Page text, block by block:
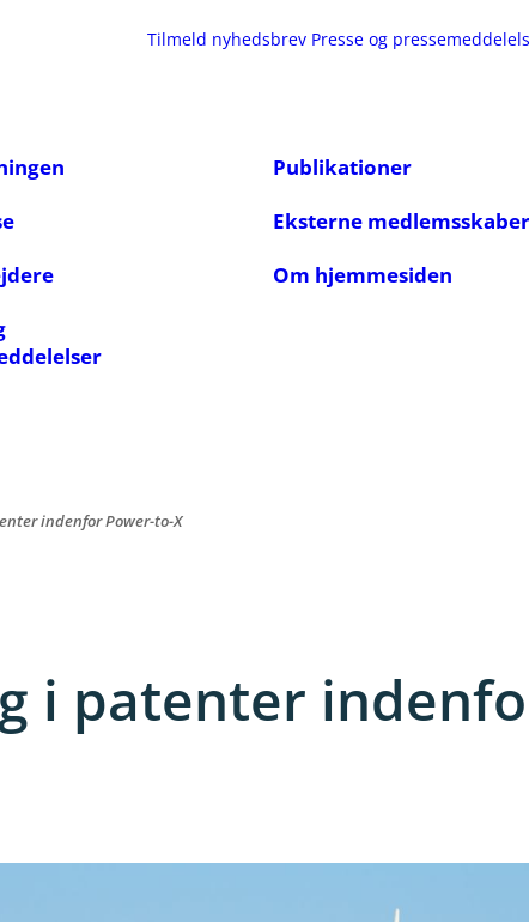
Tilmeld nyhedsbrev Presse og
Publikationer
Eksterne medlemsskaber
Om hjemmesiden
indenfor Power-to-X
i patenter